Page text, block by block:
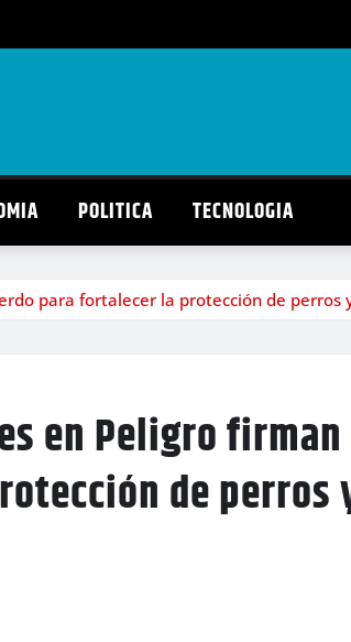
POLITICA TECNOLOGIA
para fortalecer la protección de perros
en Peligro firman
de perros